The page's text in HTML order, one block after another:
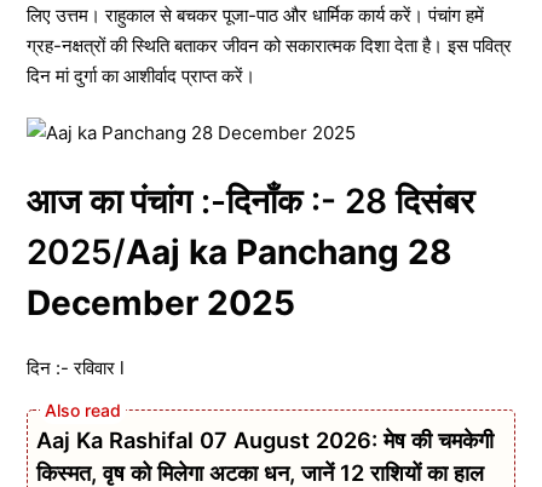
लिए उत्तम। राहुकाल से बचकर पूजा-पाठ और धार्मिक कार्य करें। पंचांग हमें
ग्रह-नक्षत्रों की स्थिति बताकर जीवन को सकारात्मक दिशा देता है। इस पवित्र
दिन मां दुर्गा का आशीर्वाद प्राप्त करें।
आज का पंचांग :-दिनाँक :- 28 दिसंबर
2025/Aaj ka Panchang 28
December 2025
दिन :- रविवार l
Aaj Ka Rashifal 07 August 2026: मेष की चमकेगी
किस्मत, वृष को मिलेगा अटका धन, जानें 12 राशियों का हाल